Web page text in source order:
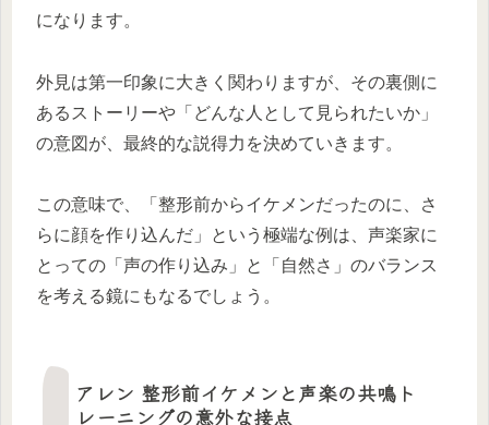
になります。
外見は第一印象に大きく関わりますが、その裏側に
あるストーリーや「どんな人として見られたいか」
の意図が、最終的な説得力を決めていきます。
この意味で、「整形前からイケメンだったのに、さ
らに顔を作り込んだ」という極端な例は、声楽家に
とっての「声の作り込み」と「自然さ」のバランス
を考える鏡にもなるでしょう。
アレン 整形前イケメンと声楽の共鳴ト
レーニングの意外な接点